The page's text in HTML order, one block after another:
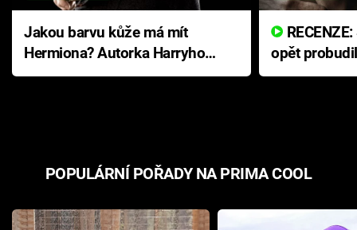
Jakou barvu kůže má mít
Hermiona? Autorka Harryho
Pottera přišla s ráznou
opět
přichází s
POPULÁRNÍ POŘADY NA PRIMA COOL